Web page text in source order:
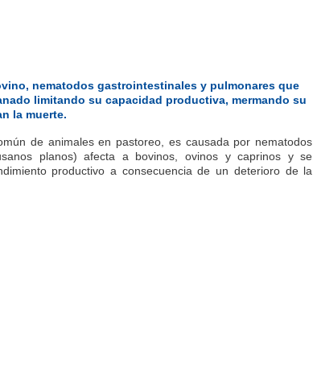
nematodos gastrointestinales y pulmonares que
limitando su capacidad productiva, mermando su
la muerte.
de animales en pastoreo, es causada por nematodos
planos) afecta a bovinos, ovinos y caprinos y se
productivo a consecuencia de un deterioro de la